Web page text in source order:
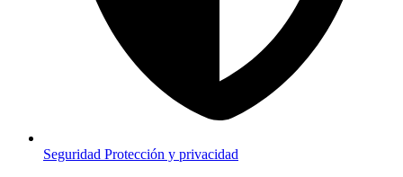
Seguridad Protección y privacidad